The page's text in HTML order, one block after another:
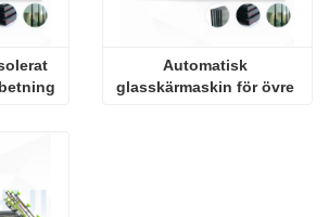
Automatisk
glasskärmaskin för övre